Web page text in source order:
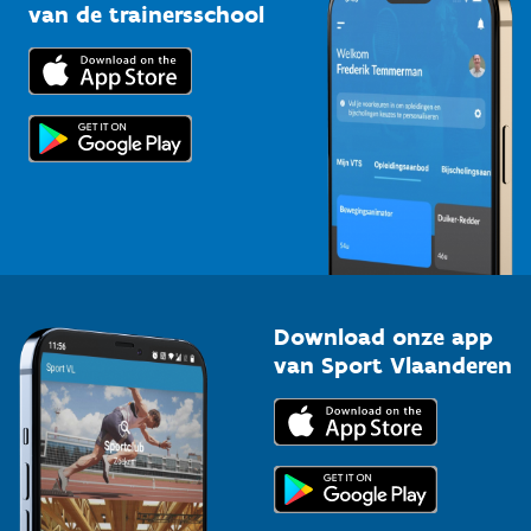
Bedrijven
Trainers en begeleiders
Topsporters
Downloads
Voor de pers
van de trainersschool
Download onze app
van Sport Vlaanderen